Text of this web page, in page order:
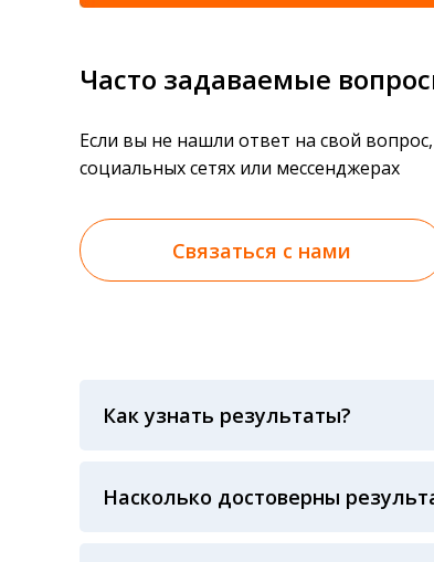
Часто задаваемые
Если вы не нашли ответ на свой
социальных сетях или мессенджерах
Связаться с нами
Как узнать результаты?
анализов при предъявлении
Насколько достоверны
Гарантия качества лабораторных